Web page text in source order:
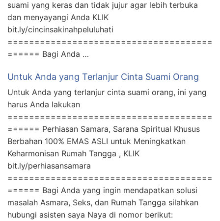
suami yang keras dan tidak jujur agar lebih terbuka
dan menyayangi Anda KLIK
bit.ly/cincinsakinahpeluluhati
======================================
====== Bagi Anda …
Untuk Anda yang Terlanjur Cinta Suami Orang
Untuk Anda yang terlanjur cinta suami orang, ini yang
harus Anda lakukan
======================================
====== Perhiasan Samara, Sarana Spiritual Khusus
Berbahan 100% EMAS ASLI untuk Meningkatkan
Keharmonisan Rumah Tangga , KLIK
bit.ly/perhiasansamara
======================================
====== Bagi Anda yang ingin mendapatkan solusi
masalah Asmara, Seks, dan Rumah Tangga silahkan
hubungi asisten saya Naya di nomor berikut: